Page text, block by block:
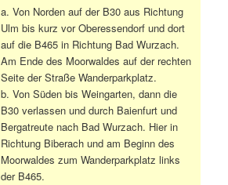
a. Von Norden auf der B30 aus Richtung
Ulm bis kurz vor Oberessendorf und dort
auf die B465 in Richtung Bad Wurzach.
Am Ende des Moorwaldes auf der rechten
Seite der Straße Wanderparkplatz.
b. Von Süden bis Weingarten, dann die
B30 verlassen und durch Baienfurt und
Bergatreute nach Bad Wurzach. Hier in
Richtung Biberach und am Beginn des
Moorwaldes zum Wanderparkplatz links
der B465.